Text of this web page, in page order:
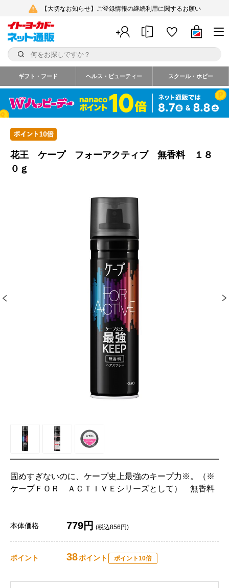
【大切なお知らせ】ご登録情報の継続利用に関するお願い
ギフト・フード ヘルス・ビューティー スクール・ホビー
花王 ケープ フォーアクティブ 無香料 １８
０ｇ
固めすぎないのに、ケープ史上最強のキープ力※。（※
ケープＦＯＲ ＡＣＴＩＶＥシリーズとして） 無香料
本体価格 779円 (税込856円)
ポイント 38ポイント ポイント10倍